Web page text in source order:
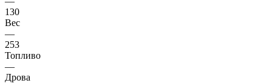
130
Вес
—
253
Топливо
—
Дрова